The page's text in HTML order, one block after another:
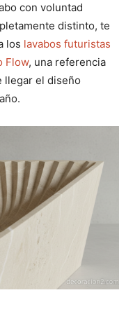
con voluntad
distinto, te
los lavabos futuristas
Flow, una referencia
llegar el diseño